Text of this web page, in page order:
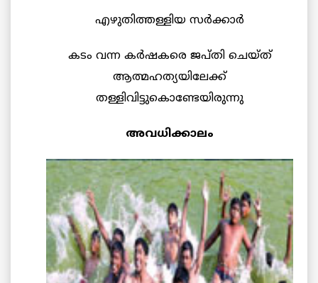
എഴുതിത്തള്ളിയ സര്‍ക്കാര്‍
കടം വന്ന കര്‍ഷകരെ ജപ്തി ചെയ്ത്
ആത്മഹത്യയിലേക്ക്
തള്ളിവിട്ടുകൊണ്ടേയിരുന്നു
അവധിക്കാലം